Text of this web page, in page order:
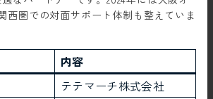
西圏での対面サポート体制も整えていま
内容
テテマーチ株式会社